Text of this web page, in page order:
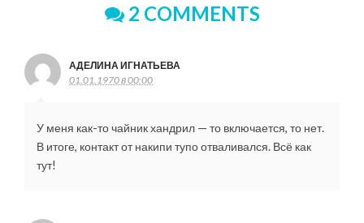
2 COMMENTS
АДЕЛИНА ИГНАТЬЕВА
01.01.1970 в 00:00
У меня как-то чайник хандрил — то включается, то нет.
В итоге, контакт от накипи тупо отваливался. Всё как
тут!